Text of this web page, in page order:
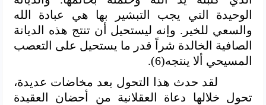
الوحيدة التي يجب التبشير بها هي عبادة الله
والسعي للخير. وإنه ليستحيل أن تنتج هذه الديانة
الصافية الخالدة شراً قدر ما يستحيل على التعصب
المسيحي ألا ينتجه(6).
لقد حدث هذا التحول بعد مخاضات عديدة،
تحول خلالها دعاة العقلانية من أحضان العقيدة